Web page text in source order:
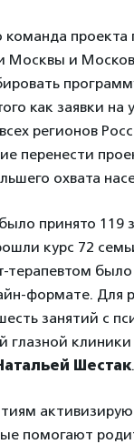
команда проекта
Москвы и
как заявки на
регионов
перенести
охвата
принято 119
курс 72
терапевтом
формате. Для
занятий с
глазной
Шестак.
помогают